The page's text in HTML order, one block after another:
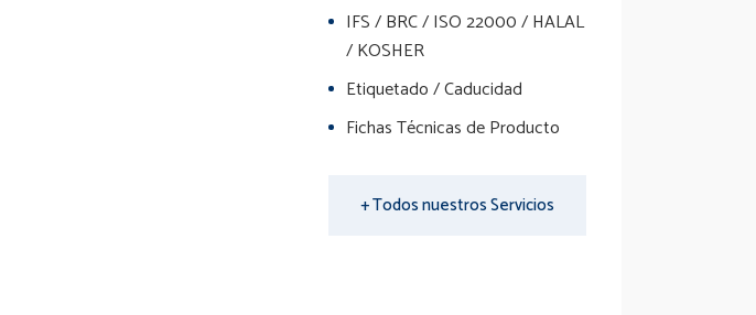
IFS / BRC / ISO 22000 / HALAL
/ KOSHER
Etiquetado / Caducidad
Fichas Técnicas de Producto
+ Todos nuestros Servicios